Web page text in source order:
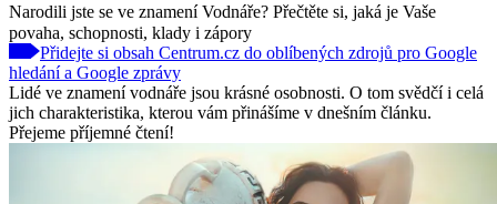
Narodili jste se ve znamení Vodnáře? Přečtěte si, jaká je Vaše
povaha, schopnosti, klady i zápory
Přidejte si obsah Centrum.cz do oblíbených zdrojů pro Google
hledání a Google zprávy
Lidé ve znamení vodnáře jsou krásné osobnosti. O tom svědčí i celá
jich charakteristika, kterou vám přinášíme v dnešním článku.
Přejeme příjemné čtení!